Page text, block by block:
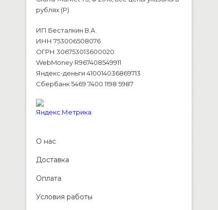
рублях (P)
ИП Бесталкин В.А.
ИНН 753006508076
ОГРН 306753013600020
WebMoney R967408549911
Яндекс-деньги 410014036869713
Сбербанк 5469 7400 1198 5987
О нас
Доставка
Оплата
Условия работы